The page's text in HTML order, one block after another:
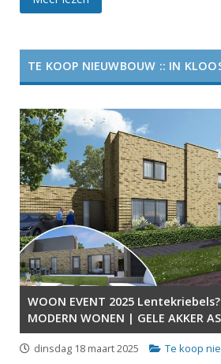
TE KOOP NIEUWBOUW :: IN
WOON EVENT 2025 Lentekriebels?
MODERN WONEN | GELE AKKER
dinsdag 18 maart 2025 Te koop